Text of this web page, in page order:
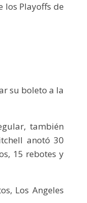
los Playoffs de
su boleto a la
también
anotó 30
15 rebotes y
Los Angeles